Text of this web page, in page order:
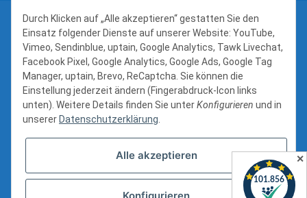
Hanns-Martin-Schleyer-Straße 12
41199 Mönchengladbach
kundenservice@schlauch24.de
+49 (0) 2166 6216600
Bürozeiten:
Durch Klicken auf „Alle akzeptieren“ gestatten Sie den
Einsatz folgender Dienste auf unserer Website: YouTube,
Vimeo, Sendinblue, uptain, Google Analytics, Tawk Livechat,
Facebook Pixel, Google Analytics, Google Ads, Google Tag
Manager, uptain, Brevo, ReCaptcha. Sie können die
Einstellung jederzeit ändern (Fingerabdruck-Icon links
unten). Weitere Details finden Sie unterKonfigurieren und in
unserer Datenschutzerklärung.
Alle akzeptieren ✕